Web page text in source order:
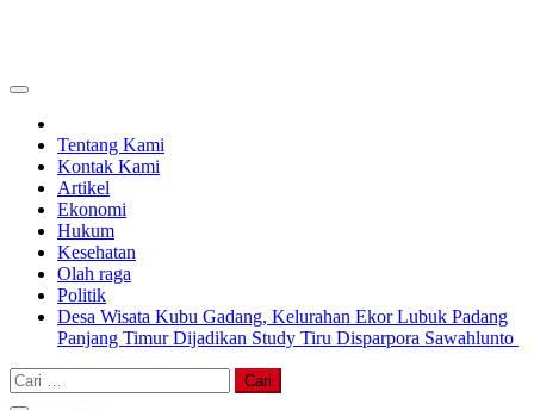
Tentang Kami
Kontak Kami
Artikel
Ekonomi
Hukum
Kesehatan
Olah raga
Politik
Desa Wisata Kubu Gadang, Kelurahan Ekor Lubuk Padang
Panjang Timur Dijadikan Study Tiru Disparpora Sawahlunto
Cari
untuk: